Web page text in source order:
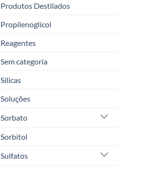
Produtos Destilados
Propilenoglicol
Reagentes
Sem categoria
Sílicas
Soluções
Sorbato
Sorbitol
Sulfatos